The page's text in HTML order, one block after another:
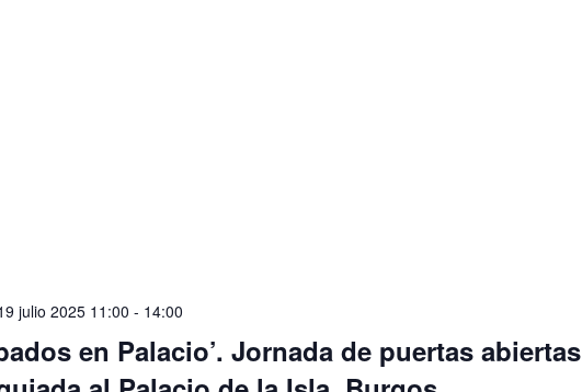
julio 2025 11:00 - 14:00
en Palacio’. Jornada de puertas abiertas